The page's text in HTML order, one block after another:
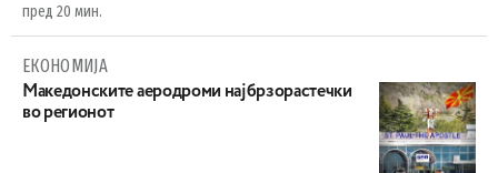
пред 20 мин.
ЕКОНОМИЈА
Maкедонските аеродроми најбрзорастечки
во регионот